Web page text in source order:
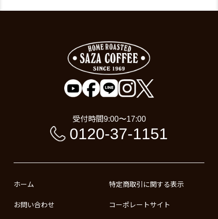
受付時間9:00〜17:00
0120-37-1151
ホーム
お問い合わせ
特定商取引に関する表示
コーポレートサイト